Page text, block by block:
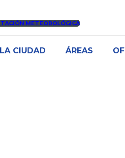
METEOROLÓGICA
LA CIUDAD ÁREAS